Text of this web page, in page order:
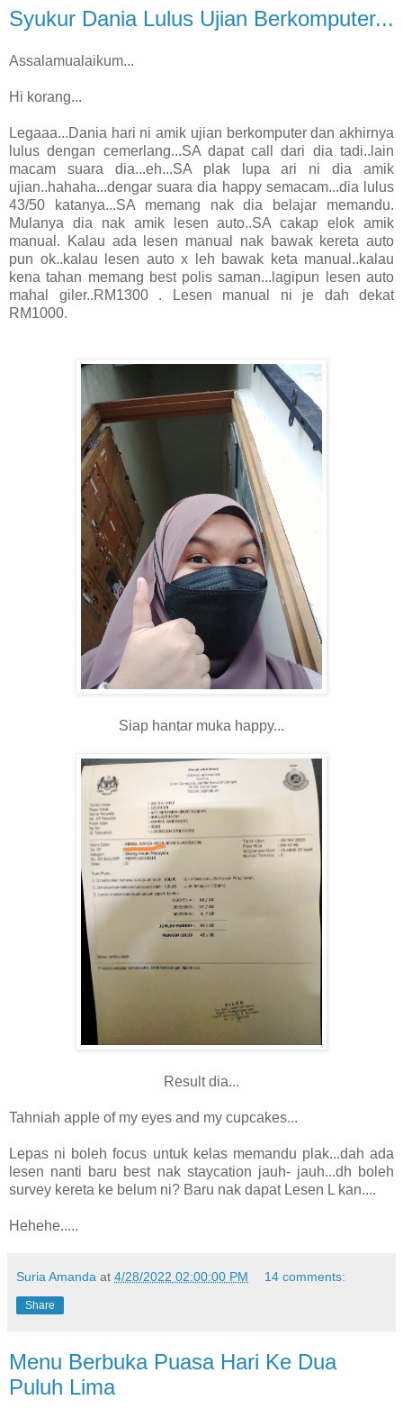
Syukur Dania Lulus Ujian Berkomputer...
Assalamualaikum...
Hi korang...
Legaaa...Dania hari ni amik ujian berkomputer dan akhirnya
lulus dengan cemerlang...SA dapat call dari dia tadi..lain
macam suara dia...eh...SA plak lupa ari ni dia amik
ujian..hahaha...dengar suara dia happy semacam...dia lulus
43/50 katanya...SA memang nak dia belajar memandu.
Mulanya dia nak amik lesen auto..SA cakap elok amik
manual. Kalau ada lesen manual nak bawak kereta auto
pun ok..kalau lesen auto x leh bawak keta manual..kalau
kena tahan memang best polis saman...lagipun lesen auto
mahal giler..RM1300 . Lesen manual ni je dah dekat
RM1000.
Siap hantar muka happy...
Result dia...
Tahniah apple of my eyes and my cupcakes...
Lepas ni boleh focus untuk kelas memandu plak...dah ada
lesen nanti baru best nak staycation jauh- jauh...dh boleh
survey kereta ke belum ni? Baru nak dapat Lesen L kan....
Hehehe.....
Suria Amanda at 4/28/2022 02:00:00 PM 14 comments:
Share
Menu Berbuka Puasa Hari Ke Dua
Puluh Lima